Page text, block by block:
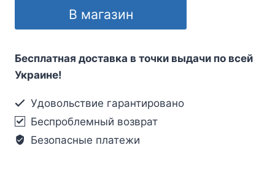
В магазин
Бесплатная доставка в точки выдачи по всей
Украине!
Удовольствие гарантировано
Беспроблемный возврат
Безопасные платежи